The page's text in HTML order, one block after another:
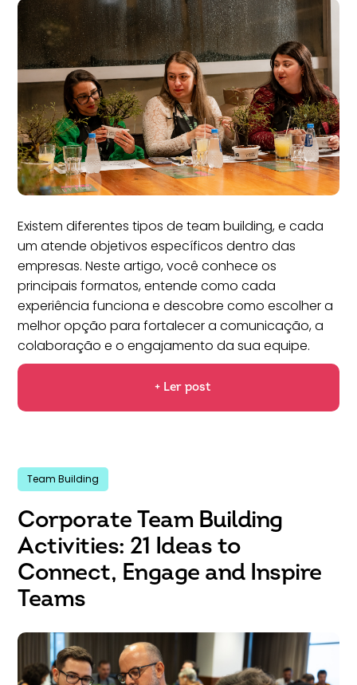
Existem diferentes tipos de team building, e cada
um atende objetivos específicos dentro das
empresas. Neste artigo, você conhece os
principais formatos, entende como cada
experiência funciona e descobre como escolher a
melhor opção para fortalecer a comunicação, a
colaboração e o engajamento da sua equipe.
+ Ler post
Team Building
Corporate Team Building
Activities: 21 Ideas to
Connect, Engage and Inspire
Teams